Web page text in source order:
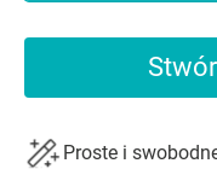
Proste i